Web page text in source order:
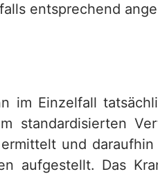
entsprechend
im Einzelfall
standardisierten
und
aufgestellt. Das